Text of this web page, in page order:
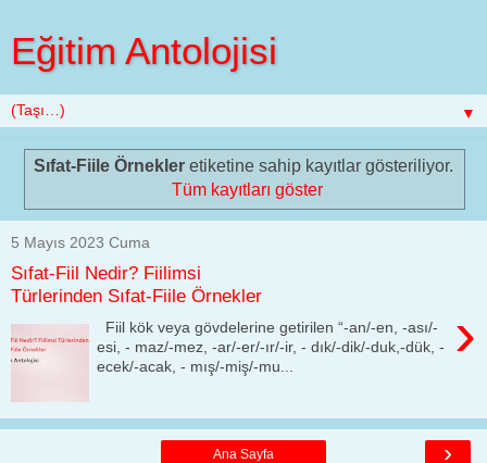
Eğitim Antolojisi
▼
Sıfat-Fiile Örnekler etiketine sahip kayıtlar gösteriliyor.
Tüm kayıtları göster
5 Mayıs 2023 Cuma
Sıfat-Fiil Nedir? Fiilimsi
Türlerinden Sıfat-Fiile Örnekler
›
Fiil kök veya gövdelerine getirilen “-an/-en, -ası/-
esi, - maz/-mez, -ar/-er/-ır/-ir, - dık/-dik/-duk,-dük, -
ecek/-acak, - mış/-miş/-mu...
›
Ana Sayfa